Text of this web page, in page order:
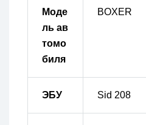
Моде
ль ав
томо
биля
BOXER
ЭБУ Sid 208